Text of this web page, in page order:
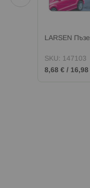
LARSEN
SKU: 147103
8,68 € / 16,98